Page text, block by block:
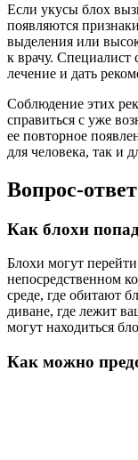
Если укусы блох
появляются
выделения или
к врачу. Специалист
лечение и дать
Соблюдение этих
справиться с уже
ее повторное
для человека, так и
Вопрос-ответ
Как блохи
Блохи могут перейти
непосредственном
среде, где обитают
диване, где лежит
могут находиться
Как можно